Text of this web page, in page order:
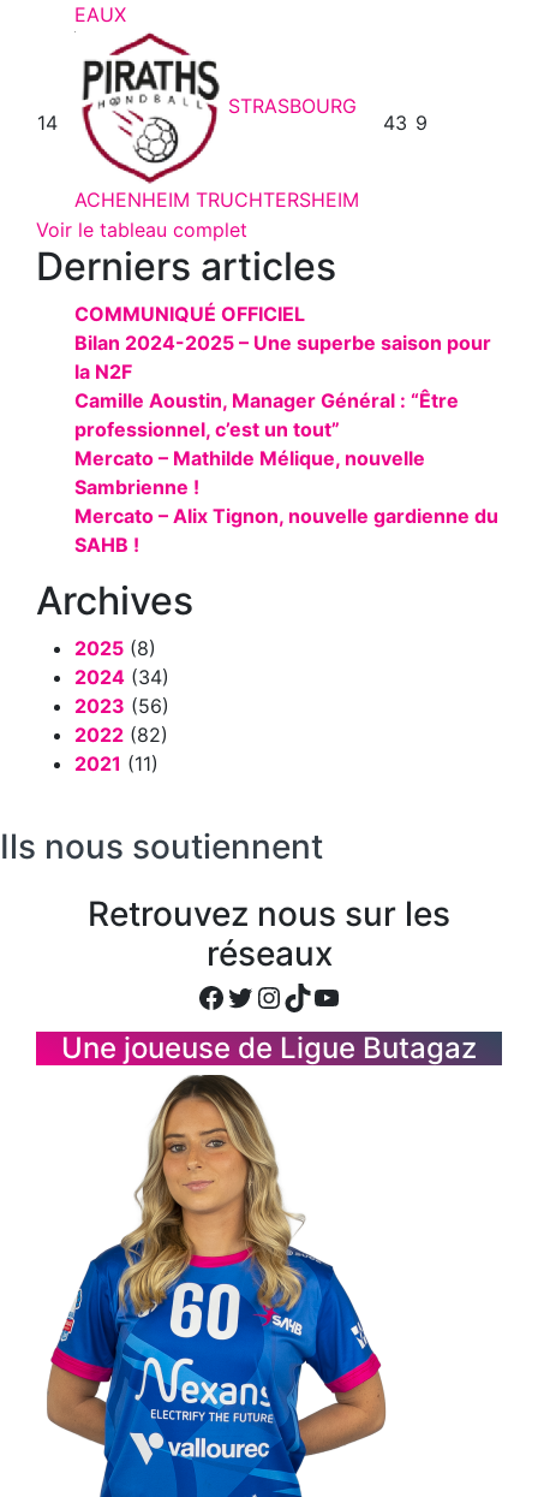
EAUX
14
STRASBOURG
ACHENHEIM TRUCHTERSHEIM
43 9
Voir le tableau complet
Derniers articles
COMMUNIQUÉ OFFICIEL
Bilan 2024-2025 – Une superbe saison pour
la N2F
Camille Aoustin, Manager Général : “Être
professionnel, c’est un tout”
Mercato – Mathilde Mélique, nouvelle
Sambrienne !
Mercato – Alix Tignon, nouvelle gardienne du
SAHB !
Archives
2025 (8)
2024 (34)
2023 (56)
2022 (82)
2021 (11)
Ils nous soutiennent
Retrouvez nous sur les
réseaux
Facebook
Twitter
Instagram
TikTok
YouTube
Une joueuse de Ligue Butagaz